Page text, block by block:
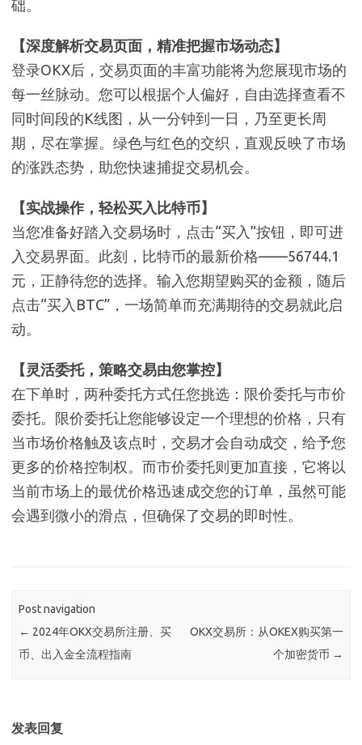
础。
【深度解析交易页面，精准把握市场动态】
登录OKX后，交易页面的丰富功能将为您展现市场的
每一丝脉动。您可以根据个人偏好，自由选择查看不
同时间段的K线图，从一分钟到一日，乃至更长周
期，尽在掌握。绿色与红色的交织，直观反映了市场
的涨跌态势，助您快速捕捉交易机会。
【实战操作，轻松买入比特币】
当您准备好踏入交易场时，点击“买入”按钮，即可进
入交易界面。此刻，比特币的最新价格——56744.1
元，正静待您的选择。输入您期望购买的金额，随后
点击“买入BTC”，一场简单而充满期待的交易就此启
动。
【灵活委托，策略交易由您掌控】
在下单时，两种委托方式任您挑选：限价委托与市价
委托。限价委托让您能够设定一个理想的价格，只有
当市场价格触及该点时，交易才会自动成交，给予您
更多的价格控制权。而市价委托则更加直接，它将以
当前市场上的最优价格迅速成交您的订单，虽然可能
会遇到微小的滑点，但确保了交易的即时性。
Post navigation
← 2024年OKX交易所注册、买
币、出入金全流程指南
OKX交易所：从OKEX购买第一
个加密货币 →
发表回复